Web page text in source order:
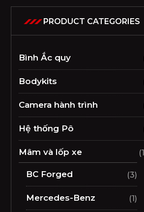
PRODUCT CATEGORIES
Bình Ắc quy
Bodykits
Camera hành trình
Hệ thống Pô
Mâm và lốp xe
BC Forged (3)
Mercedes-Benz (1)